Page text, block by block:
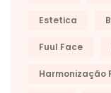
Estetica
Fuul Face
Harmonização